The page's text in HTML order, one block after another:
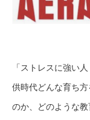
「ストレスに強い
供時代どんな育ち
のか、どのような